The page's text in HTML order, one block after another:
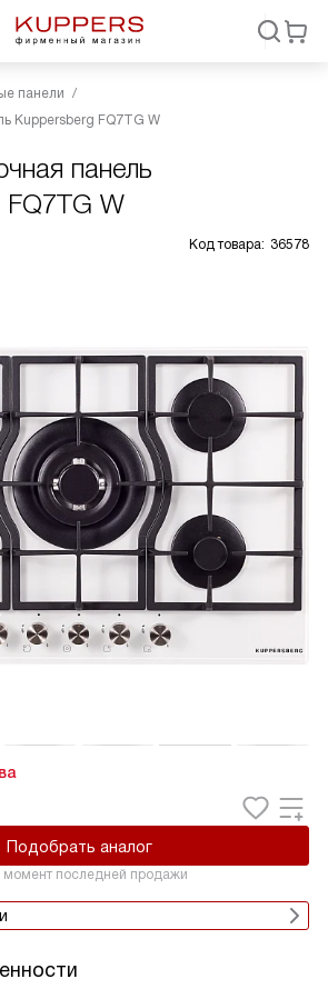
панели
Kuppersberg FQ7TG W
панель
W
Код товара: 36578
Подобрать аналог
момент последней продажи